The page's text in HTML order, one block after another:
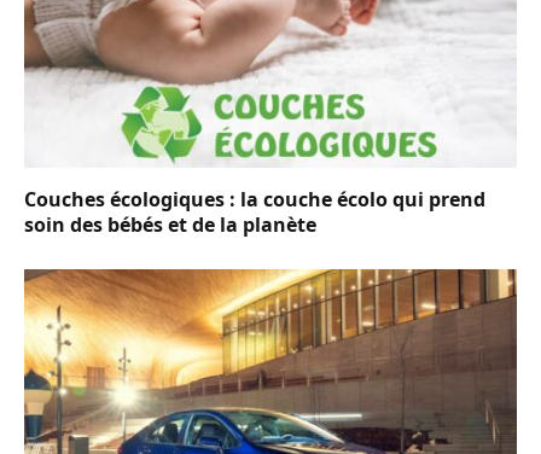
Couches écologiques : la couche écolo qui prend
soin des bébés et de la planète